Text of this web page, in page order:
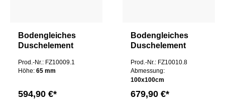
Bodengleiches
Duschelement
wedi mit
integriertem Ablauf
Prod.-Nr.: FZ10009.1
Höhe: 65 mm
594,90 €*
Bodengleiches
Duschelement
Plano" von wedi mit
integriertem Ablauf
Prod.-Nr.: FZ10010.8
Abmessung:
100x100cm
679,90 €*